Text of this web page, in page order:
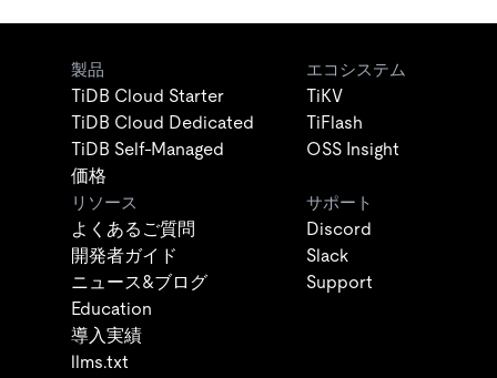
製品
TiDB Cloud Starter
TiDB Cloud Dedicated
TiDB Self-Managed
価格
エコシステム
TiKV
TiFlash
OSS Insight
リソース
よくあるご質問
開発者ガイド
ニュース&ブログ
Education
導入実績
llms.txt
サポート
Discord
Slack
Support